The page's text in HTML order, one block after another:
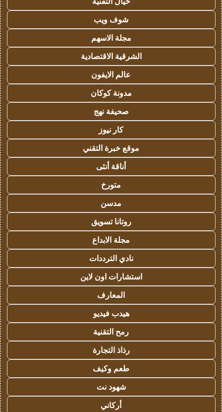
شوف ويب
مجلة الاسهم
الشرقية الاقتصادية
عالم الايفون
مدونة كوكان
صحيفة نهج
كار نيوز
موقع خبرة التقني
أناقة أنثى
متورخ
مدسن
روتانا تسويق
مجلة الابداع
نادي الترددات
استشارات اون لاين
المعارف
هيدب فيديو
رمح التقنية
رذاذ التجارة
طعم وكيف
شهود نت
أركاني